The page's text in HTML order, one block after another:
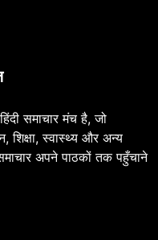
समाचार मंच है, जो
शिक्षा, स्वास्थ्य और अन्य
अपने पाठकों तक पहुँचाने